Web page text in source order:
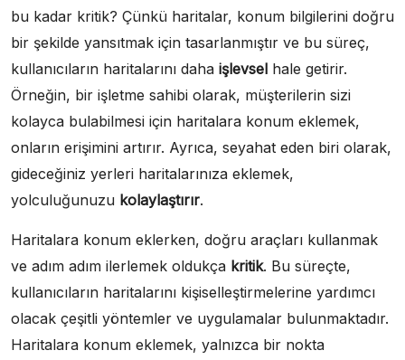
bu kadar kritik? Çünkü haritalar, konum bilgilerini doğru
bir şekilde yansıtmak için tasarlanmıştır ve bu süreç,
kullanıcıların haritalarını daha işlevsel hale getirir.
Örneğin, bir işletme sahibi olarak, müşterilerin sizi
kolayca bulabilmesi için haritalara konum eklemek,
onların erişimini artırır. Ayrıca, seyahat eden biri olarak,
gideceğiniz yerleri haritalarınıza eklemek,
yolculuğunuzu kolaylaştırır.
Haritalara konum eklerken, doğru araçları kullanmak
ve adım adım ilerlemek oldukça kritik. Bu süreçte,
kullanıcıların haritalarını kişiselleştirmelerine yardımcı
olacak çeşitli yöntemler ve uygulamalar bulunmaktadır.
Haritalara konum eklemek, yalnızca bir nokta